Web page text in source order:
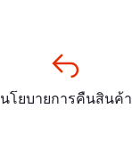
นโยบายการคืนสินค้า